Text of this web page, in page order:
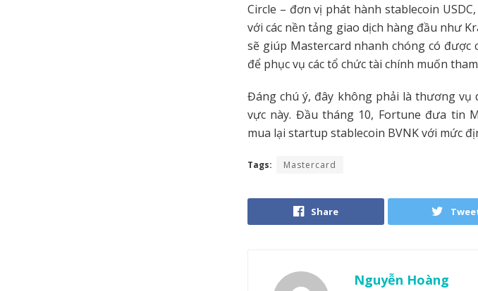
Circle – đơn vị phát hành stablecoin
với các nền tảng giao dịch hàng đầu như
sẽ giúp Mastercard nhanh chóng có
để phục vụ các tổ chức tài chính muốn
Đáng chú ý, đây không phải là thương
vực này. Đầu tháng 10, Fortune đưa tin
mua lại startup stablecoin BVNK với mức
Tags: Mastercard
Share
Nguyễn Hoàng